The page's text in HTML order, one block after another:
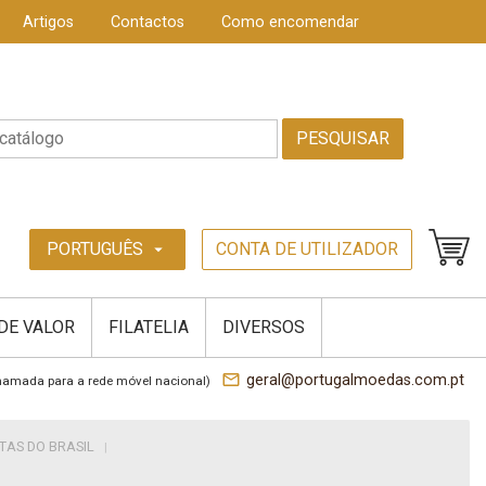
Artigos Contactos Como encomendar
PESQUISAR
PORTUGUÊS arrow_drop_down CONTA DE UTILIZADOR
VALOR FILATELIA DIVERSOS
para a rede móvel nacional) mail_outline geral@portugalmoedas.com.pt
DO BRASIL